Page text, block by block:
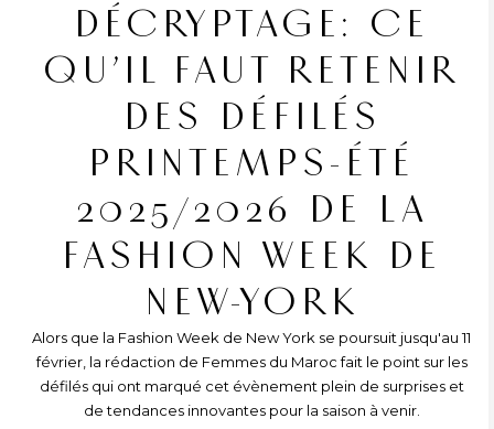
DÉCRYPTAGE: CE
QU’IL FAUT RETENIR
DES DÉFILÉS
PRINTEMPS-ÉTÉ
2025/2026 DE LA
FASHION WEEK DE
NEW-YORK
Alors que la Fashion Week de New York se poursuit jusqu'au 11
février, la rédaction de Femmes du Maroc fait le point sur les
défilés qui ont marqué cet évènement plein de surprises et
de tendances innovantes pour la saison à venir.